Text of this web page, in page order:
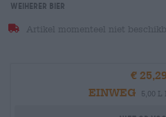
Weiherer Bier
Artikel momenteel niet
€ 25,29
EINWEG
5,00 L